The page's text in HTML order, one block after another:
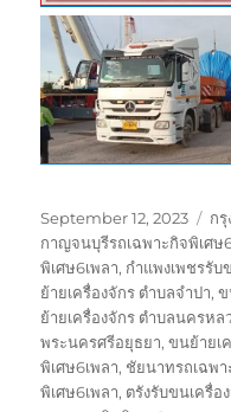
Posted
on
September 12, 2023 ก
กาญจนบุรีรถเฉพาะกิจพิเศษ
พิเศษ6เพลา, กำแพงเพชรรับ
ย้ายเครื่องจักร ตำบลจำปา,ข
ย้ายเครื่องจักร ตำบลนครหล
พระนครศรีอยุธยา,ขนย้ายเ
พิเศษ6เพลา, ชัยนาทรถเฉพา
พิเศษ6เพลา, ตรังรับขนเครื่อ